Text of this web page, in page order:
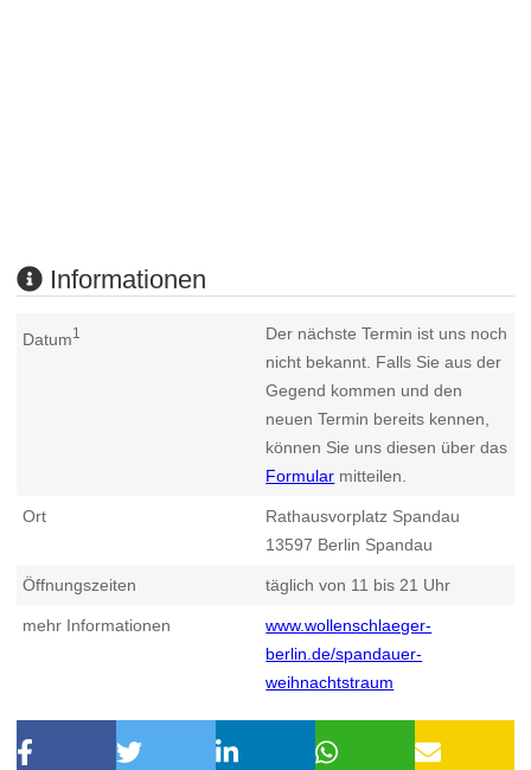
Informationen
Datum1
Der nächste Termin ist uns noch
nicht bekannt. Falls Sie aus der
Gegend kommen und den
neuen Termin bereits kennen,
können Sie uns diesen über das
Formular mitteilen.
Ort
Rathausvorplatz Spandau
13597 Berlin Spandau
Öffnungszeiten täglich von 11 bis 21 Uhr
mehr Informationen
www.wollenschlaeger-
berlin.de/spandauer-
weihnachtstraum